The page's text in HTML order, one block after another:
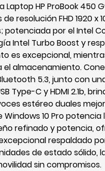
Laptop HP ProBook 450
de resolución FHD 1920 x
potenciada por el Intel
Intel Turbo Boost y
es excepcional,
el almacenamiento.
Bluetooth 5.3, junto con
Type-C y HDMI 2.1b,
estéreo duales
Windows 10 Pro
refinado y potencia,
respaldado
de estado sólido,
sin compromisos.